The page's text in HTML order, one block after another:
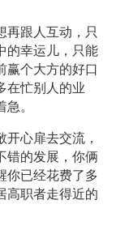
再跟人互动，只
的幸运儿，只能
赢个大方的好口
在忙别人的业
。
开心扉去交流，
错的发展，你俩
你已经花费了多
高职者走得近的